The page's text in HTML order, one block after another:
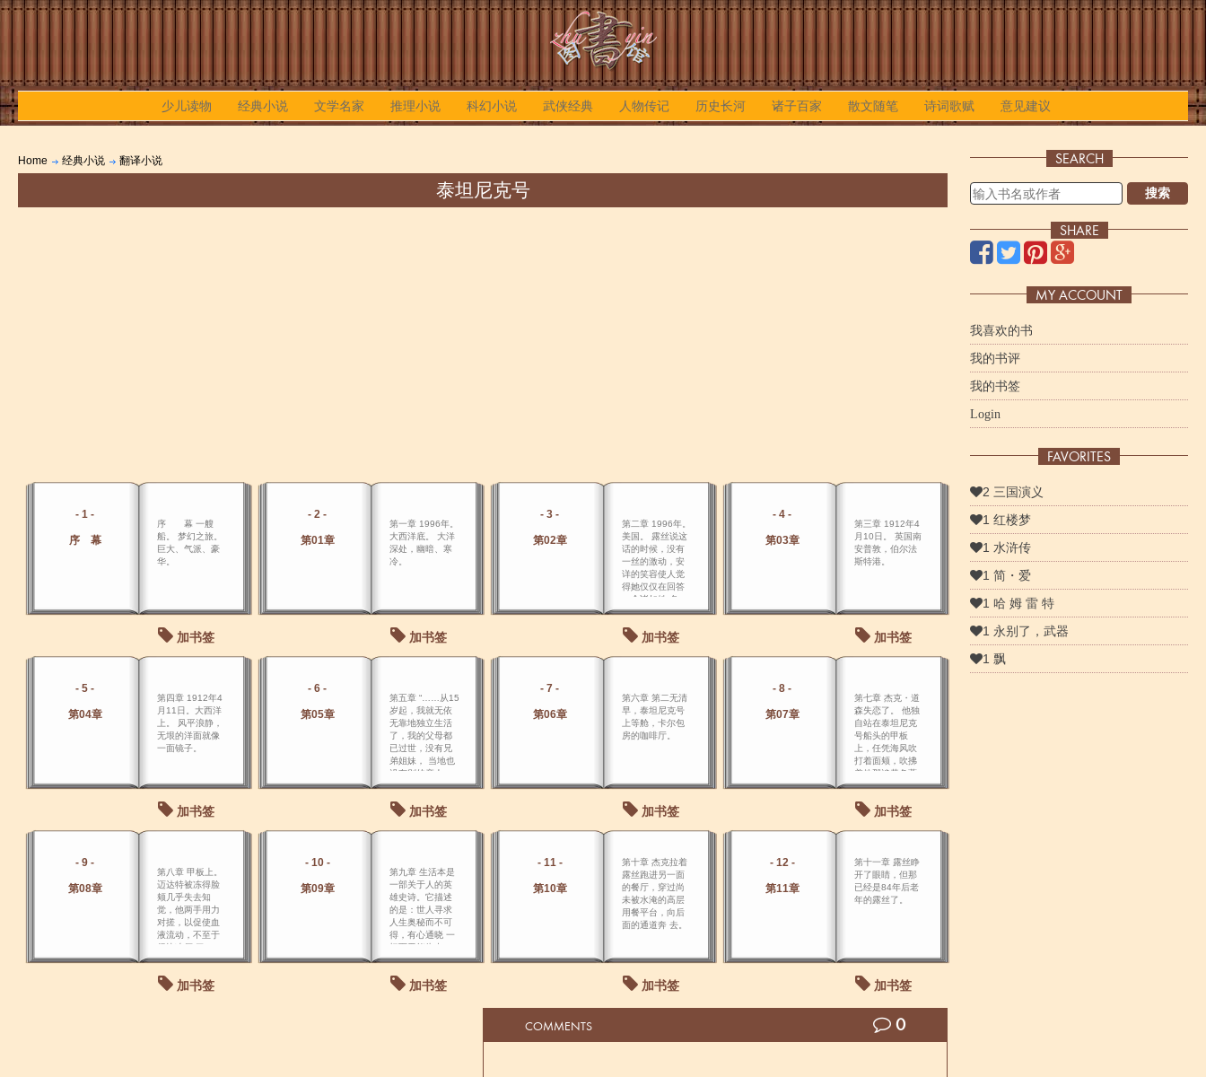
少儿读物 经典小说 文学名家 推理小说 科幻小说 武侠经典 人物传记 历史长河 诸子百家 散文随笔 诗词歌赋 意见建议
Home 经典小说 翻译小说
泰坦尼克号
- 1 -
序 幕
序 幕 一艘
船。 梦幻之旅。
巨大、气派、豪
华。
加书签
- 2 -
第01章
第一章 1996年。
大西洋底。 大洋
深处，幽暗、寒
冷。
加书签
- 3 -
第02章
第二章 1996年。
美国。 露丝说这
话的时候，没有
一丝的激动，安
详的笑容使人觉
得她仅仅在回答
一个诸如姓 名、
年龄之类的平常
加书签
- 4 -
第03章
第三章 1912年4
月10日。 英国南
安普敦，伯尔法
斯特港。
加书签
- 5 -
第04章
第四章 1912年4
月11日。大西洋
上。 风平浪静，
无垠的洋面就像
一面镜子。
加书签
- 6 -
第05章
第五章 “……从15
岁起，我就无依
无靠地独立生活
了，我的父母都
已过世，没有兄
弟姐妹， 当地也
没有别的亲人，
离开家乡以后，
了……我很像那
加书签
- 7 -
第06章
第六章 第二无清
早，泰坦尼克号
上等舱，卡尔包
房的咖啡厅。
加书签
- 8 -
第07章
第七章 杰克・道
森失恋了。 他独
自站在泰坦尼克
号船头的甲板
上，任凭海风吹
打着面颊，吹拂
着他那淡黄色蓬
松零 乱的头发。
加书签
- 9 -
第08章
第八章 甲板上。
迈达特被冻得脸
颊几乎失去知
觉，他两手用力
对搓，以促使血
液流动，不至于
很快冻僵 了。
加书签
- 10 -
第09章
第九章 生活本是
一部关于人的英
雄史诗。它描述
的是：世人寻求
人生奥秘而不可
得，有心通晓 一
切而无能为力，
渴望成为强者而
弱点的历程……
加书签
- 11 -
第10章
第十章 杰克拉着
露丝跑进另一面
的餐厅，穿过尚
未被水淹的高层
用餐平台，向后
面的通道奔 去。
加书签
- 12 -
第11章
第十一章 露丝睁
开了眼睛，但那
已经是84年后老
年的露丝了。
加书签
COMMENTS 0
SEARCH
搜索
SHARE
MY ACCOUNT
我喜欢的书
我的书评
我的书签
Login
FAVORITES
2 三国演义
1 红楼梦
1 水浒传
1 简・爱
1 哈 姆 雷 特
1 永别了，武器
1 飘